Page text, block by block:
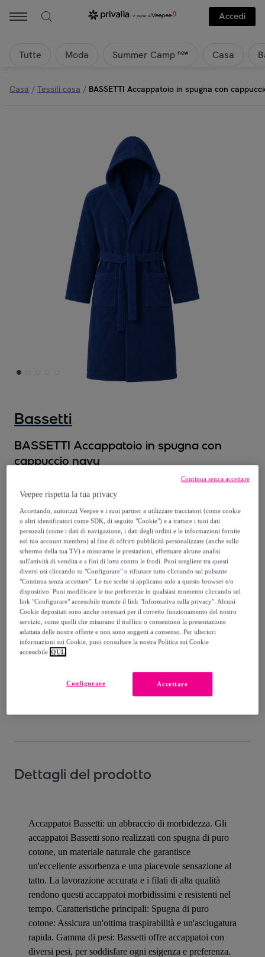
Accedi
Tutte Moda Summer Camp new Casa
Casa / Tessili casa / BASSETTI Accappatoio in spugna con
Bassetti
BASSETTI Accappatoio in spugna con
cappuccio navy
28,90 €
59,90 €
-51%
Venduto daCamp Reve - Bassetti
Consegna
Consegna da6,50 €
Dettagli del prodotto
Accappatoi Bassetti: un abbraccio di morbidezza. Gli
accappatoi Bassetti sono realizzati con spugna di puro
cotone, un materiale naturale che garantisce
un'eccellente assorbenza e una piacevole sensazione al
tatto. La lavorazione accurata e i filati di alta qualità
rendono questi accappatoi morbidissimi e resistenti nel
tempo. Caratteristiche principali: Spugna di puro
cotone: Assicura un'ottima traspirabilità e un'asciugatura
rapida. Gamma di pesi: Bassetti offre accappatoi con
diversi pesi, per soddisfare ogni esigenza e preferenza.
Veepee rispetta la tua privacy
Accettando, autorizzi Veepee e i suoi partner a utilizzare tracciatori (come cookie
o altri identificatori come SDK, di seguito "Cookie") e a trattare i tuoi dati
personali (come i dati di navigazione, i dati degli ordini e le informazioni fornite
nel tuo account membro) al fine di offrirti pubblicità personalizzate (anche sullo
schermo della tua TV) e misurarne le prestazioni, effettuare alcune analisi
sull'attività di vendita e a fini di lotta contro le frodi. Puoi scegliere tra questi
diversi usi cliccando su "Configurare" o rifiutare tutto cliccando sul pulsante
"Continua senza accettare". Le tue scelte si applicano solo a questo browser e/o
dispositivo. Puoi modificare le tue preferenze in qualsiasi momento cliccando sul
link "Configurare" accessibile tramite il link "Informativa sulla privacy". Alcuni
Cookie depositati sono anche necessari per il corretto funzionamento del nostro
servizio, come quelli che misurano il traffico o consentono la presentazione
adattata delle nostre offerte e non sono soggetti a consenso. Per ulteriori
informazioni sui Cookie, puoi consultare la nostra Politica sui Cookie
accessibile QUI.
Accettare
Configurare
Continua senza accettare